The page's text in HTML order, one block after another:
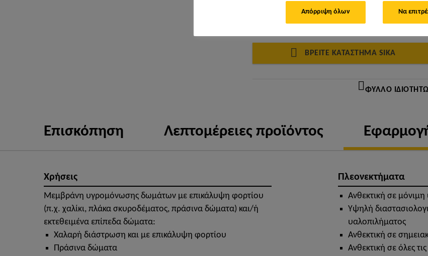
ΒΡΕΊΤΕ ΚΑΤΆΣΤΗΜΑ SIKA
ΦΎΛΛΟ
Επισκόπηση Λεπτομέρειες προϊόντος
Χρήσεις
Μεμβράνη υγρομόνωσης δωμάτων με επικάλυψη φορτίου
(π.χ. χαλίκι, πλάκα σκυροδέματος, πράσινα δώματα) και/ή
εκτεθειμένα επίπεδα δώματα:
Χαλαρή διάστρωση και με επικάλυψη φορτίου
Πράσινα δώματα
Πλεονεκτήματα
Ανθεκτική σε
Υψηλή
υαλοπιλήματος
Ανθεκτική σε
Ανθεκτική σε όλες
Απόρριψη όλων Να